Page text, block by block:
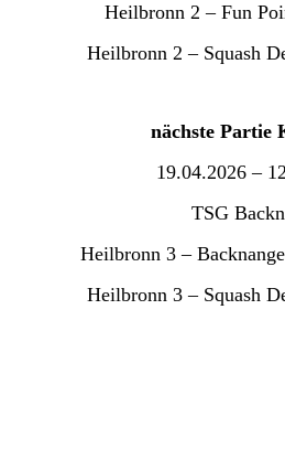
Heilbronn 2 – Fun
Heilbronn 2 – Squash
nächste Partie
19.04.2026 –
TSG
Heilbronn 3 –
Heilbronn 3 – Squash